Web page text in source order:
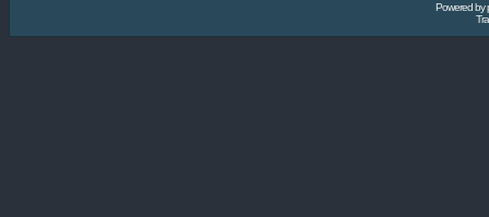
Powered by